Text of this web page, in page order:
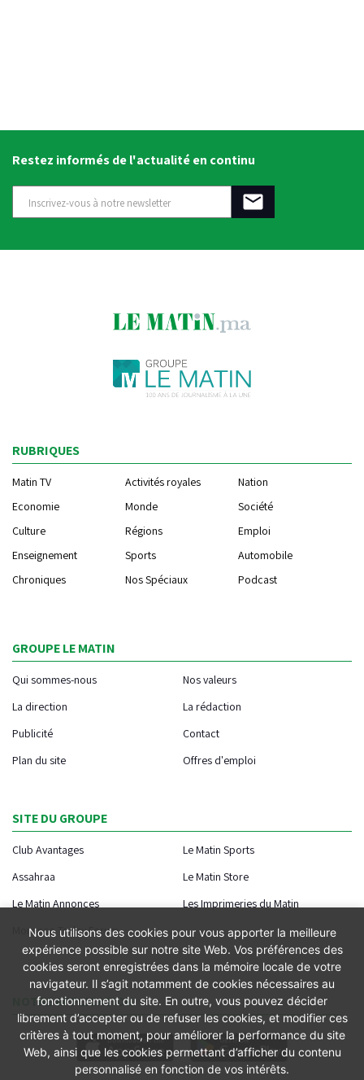
Restez informés de l'actualité en continu
RUBRIQUES
Matin TV Activités royales
Nation
Economie
Monde
Société
Culture
Régions
Emploi
Enseignement
Sports
Automobile
Chroniques
Nos Spéciaux Podcast
GROUPE LE MATIN
Qui sommes-nous
Nos valeurs
La direction
La rédaction
Publicité
Contact
Plan du site
Offres d'emploi
SITE DU GROUPE
Club Avantages
Le Matin Sports
Assahraa
Le Matin Store
Le Matin Annonces
Les Imprimeries du Matin
Morocco Today Forum
NOTRE APPLICATION
Nous utilisons des cookies pour vous apporter la meilleure
expérience possible sur notre site Web. Vos préférences des
cookies seront enregistrées dans la mémoire locale de votre
navigateur. Il s’agit notamment de cookies nécessaires au
fonctionnement du site. En outre, vous pouvez décider
librement d’accepter ou de refuser les cookies, et modifier ces
critères à tout moment, pour améliorer la performance du site
Web, ainsi que les cookies permettant d’afficher du contenu
personnalisé en fonction de vos intérêts.